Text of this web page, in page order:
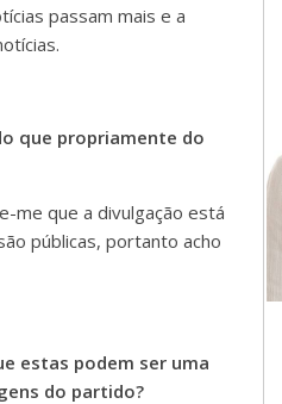
passam mais e a
que propriamente do
me que a divulgação está
públicas, portanto acho
estas podem ser uma
do partido?